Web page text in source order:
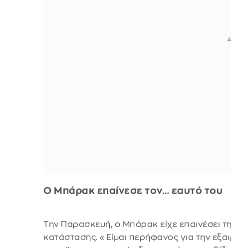
Ο Μπάρακ επαίνεσε τον… εαυτό του
Την Παρασκευή, ο Μπάρακ είχε επαινέσει
κατάστασης. «Είμαι περήφανος για την